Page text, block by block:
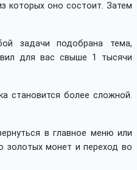
которых оно состоит. Затем
задачи подобрана тема,
для вас свыше 1 тысячи
становится более сложной.
в главное меню или
золотых монет и переход во